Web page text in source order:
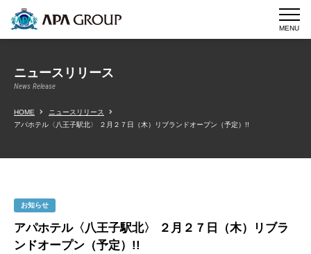
MENU
ニュースリリース
News Release
HOME
ニュースリリース
アパホテル〈八王子駅北〉 ２月２７日（木）リブランドオープン（予定）!!
お知らせ
アパホテル〈八王子駅北〉 ２月２７日（木）リブラ
ンドオープン（予定）!!